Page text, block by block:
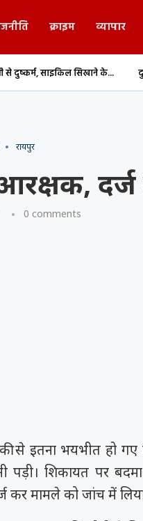
क्राइम व्यापार
के... दुर्ग में रोजगार का
रायपुर
0 comments
से इतना भयभीत हो गए
पड़ी। शिकायत पर
कर मामले को जांच में